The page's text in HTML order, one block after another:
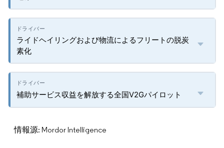
ライドヘイリングおよび物流によるフリートの脱炭
素化
補助サービス収益を解放する全国V2Gパイロット
情報源: Mordor Intelligence